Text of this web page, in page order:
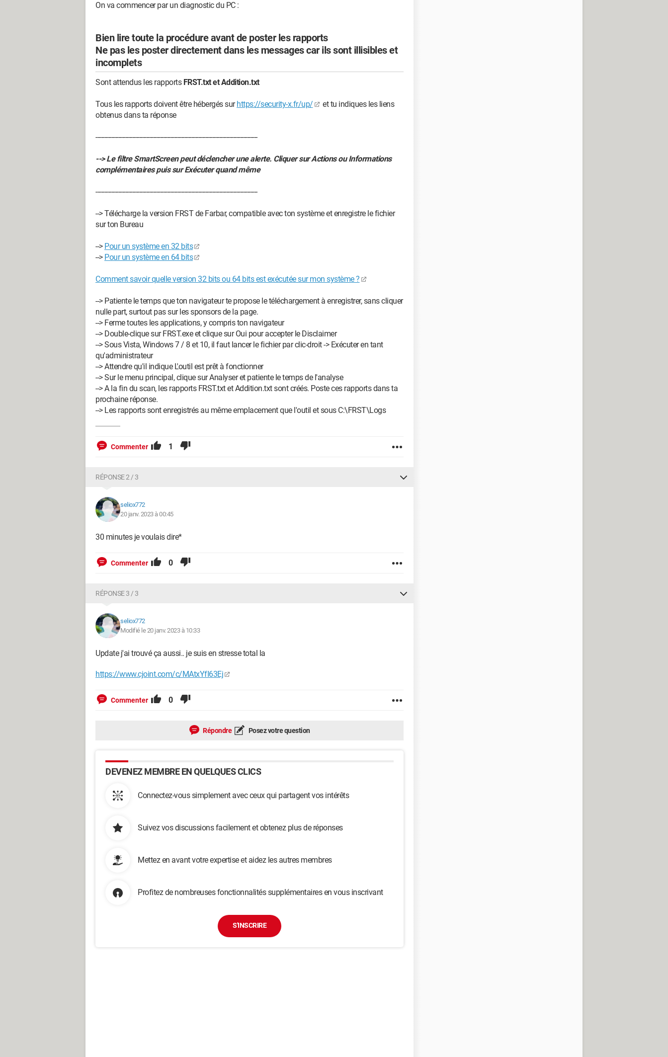
On va commencer par un diagnostic du PC :
Bien lire toute la procédure avant de poster les rapports
Ne pas les poster directement dans les messages car ils sont illisibles et
incomplets
Sont attendus les rapports FRST.txt et Addition.txt
Tous les rapports doivent être hébergés surhttps://security-x.fr/up/
et tu indiques les liens
obtenus dans ta réponse
---------------------------------------------------------------------------------------------
--> Le filtre SmartScreen peut déclencher une alerte. Cliquer sur Actions ou Informations
complémentaires puis sur Exécuter quand même
---------------------------------------------------------------------------------------------
--> Télécharge la version FRST de Farbar, compatible avec ton système et enregistre le fichier
sur ton Bureau
--> Pour un système en 32 bits
--> Pour un système en 64 bits
Comment savoir quelle version 32 bits ou 64 bits est exécutée sur mon système ?
--> Patiente le temps que ton navigateur te propose le téléchargement à enregistrer, sans cliquer
nulle part, surtout pas sur les sponsors de la page.
--> Ferme toutes les applications, y compris ton navigateur
--> Double-clique sur FRST.exe et clique sur Oui pour accepter le Disclaimer
--> Sous Vista, Windows 7 / 8 et 10, il faut lancer le fichier par clic-droit -> Exécuter en tant
qu'administrateur
--> Attendre qu'il indique L'outil est prêt à fonctionner
--> Sur le menu principal, clique sur Analyser et patiente le temps de l'analyse
--> A la fin du scan, les rapports FRST.txt et Addition.txt sont créés. Poste ces rapports dans ta
prochaine réponse.
--> Les rapports sont enregistrés au même emplacement que l'outil et sous C:\FRST\Logs
Commenter 1
RÉPONSE 2 / 3
seliox772
20 janv. 2023 à 00:45
30 minutes je voulais dire*
Commenter 0
RÉPONSE 3 / 3
seliox772
Modifié le 20 janv. 2023 à 10:33
Update j'ai trouvé ça aussi.. je suis en stresse total la
https://www.cjoint.com/c/MAtxYfI63Ej
Commenter 0
Répondre Posez votre question
DEVENEZ MEMBRE EN QUELQUES CLICS
Connectez-vous simplement avec ceux qui partagent vos intérêts
Suivez vos discussions facilement et obtenez plus de réponses
Mettez en avant votre expertise et aidez les autres membres
Profitez de nombreuses fonctionnalités supplémentaires en vous inscrivant
S'INSCRIRE